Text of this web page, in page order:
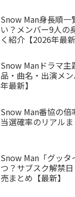
Snow Man身長順一
い？メンバー9人の
く紹介【2026年最新
Snow Manドラマ
品・曲名・出演メ
年最新】
Snow Man番協の倍
当選確率のリアル
Snow Man「グッタ
つ？サブスク解禁
売まとめ【最新】